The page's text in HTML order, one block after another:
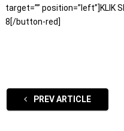
target=”” position=”left”]KLIK
8[/button-red]
PREV ARTICLE